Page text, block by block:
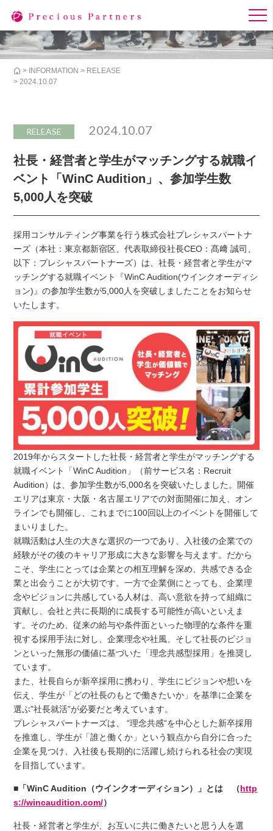
> INFORMATION > RELEASE
> 2024.10.07
RELEASE 2024.10.07
社長・経営者と学生がマッチングする就職イ
ベント「WinC Audition」、参加学生数
5,000人を突破
採用コンサルティング事業を行う株式会社プレシャスパートナ
ーズ（本社：東京都新宿区、代表取締役社長CEO：髙﨑 誠司、
以下：プレシャスパートナーズ）は、社長・経営者と学生がマ
ッチングする就職イベント『WinC Audition(ウインクオーディシ
ョン)』の参加学生数が5,000人を突破しましたことをお知らせ
いたします。
2019年からスタートした社長・経営者と学生がマッチングする
就職イベント「WinC Audition」（前サービス名：Recruit
Audition）は、参加学生数が5,000名を突破いたしました。開催
エリアは東京・大阪・名古屋エリアでの対面開催に加え、オン
ラインでも開催し、これまでに100回以上のイベントを開催して
まいりました。
就職活動は人生の大きな選択の一つであり、入社後の企業での
経験がその後のキャリア形成に大きな影響を与えます。だから
こそ、学生にとっては企業との相互理解を深め、共感できる企
業と出会うことが大切です。一方で企業側にとっても、企業理
念やビジョンに共感している人材は、高い意欲を持って組織に
貢献し、会社と共に長期的に成長する可能性が高いといえま
す。そのため、従来の給与や条件面といった物理的な条件を重
視する採用手法に対し、企業理念や社風、そして社長のビジョ
ンといった無形の価値に基づいた「理念共感型採用」を推奨し
ています。
また、社長自らが新卒採用に携わり、学生にビジョンや想いを
伝え、学生が「どの社長のもとで働きたいか」を基準に企業を
選ぶ”社長就活”が必要だと考えています。
プレシャスパートナーズは、 “理念共感“を中心とした新卒採用
を推進し、学生が「誰と働くか」という観点から自分に合った
企業を見つけ、入社後も長期的に活躍し続けられる社会の実現
を目指しています。
■「WinC Audition（ウインクオーディション）」とは （http
s://wincaudition.com/）
社長・経営者と学生が、お互いに共に働きたいと思う人を選